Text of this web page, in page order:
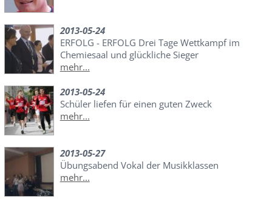
2013-05-24
ERFOLG - ERFOLG Drei Tage Wettkampf im
Chemiesaal und glückliche Sieger
mehr...
2013-05-24
Schüler liefen für einen guten Zweck
mehr...
2013-05-27
Übungsabend Vokal der Musikklassen
mehr...